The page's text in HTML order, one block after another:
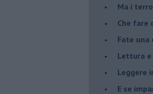
Ma i
​Che fare
​Fate
​Lettura
Leggere
​E se